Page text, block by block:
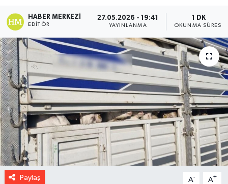
HABER MERKEZI
EDITÖR
27.05.2026 - 19:41
YAYINLANMA
1 DK
OKUNMA SÜRESI
Paylaş A- A+